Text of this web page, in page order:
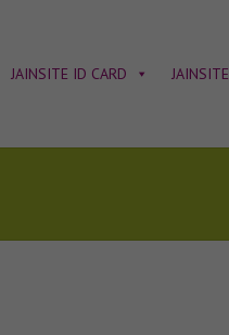
JAINSITE ID CARD JAINSITE